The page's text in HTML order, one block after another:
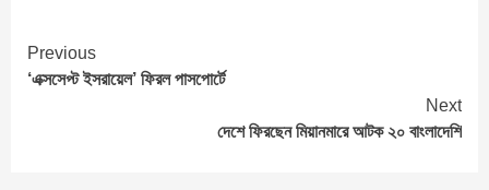
Continue
Reading
Previous
‘এক্সসেপ্ট ইসরায়েল’ ফিরল পাসপোর্টে
Next
দেশে ফিরছেন মিয়ানমারে আটক ২০ বাংলাদেশি